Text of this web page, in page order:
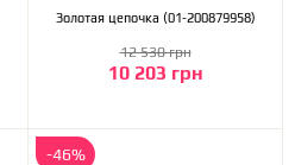
Золотая цепочка (01-200879958)
10 203 грн
12 530 грн
-46%